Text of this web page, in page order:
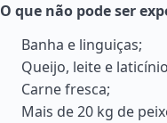
O que não pode ser
Banha e linguiças;
Queijo, leite e
Carne fresca;
Mais de 20 kg de